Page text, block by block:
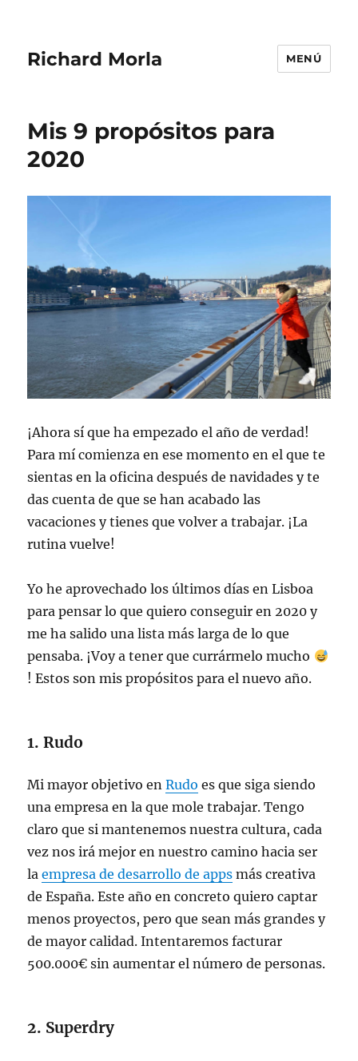
Richard Morla MENÚ
Mis 9 propósitos para
2020
¡Ahora sí que ha empezado el año de verdad!
Para mí comienza en ese momento en el que te
sientas en la oficina después de navidades y te
das cuenta de que se han acabado las
vacaciones y tienes que volver a trabajar. ¡La
rutina vuelve!
Yo he aprovechado los últimos días en Lisboa
para pensar lo que quiero conseguir en 2020 y
me ha salido una lista más larga de lo que
pensaba. ¡Voy a tener que currármelo mucho
! Estos son mis propósitos para el nuevo año.
1. Rudo
Mi mayor objetivo enRudo es que siga siendo
una empresa en la que mole trabajar. Tengo
claro que si mantenemos nuestra cultura, cada
vez nos irá mejor en nuestro camino hacia ser
laempresa de desarrollo de apps más creativa
de España. Este año en concreto quiero captar
menos proyectos, pero que sean más grandes y
de mayor calidad. Intentaremos facturar
500.000€ sin aumentar el número de personas.
2. Superdry